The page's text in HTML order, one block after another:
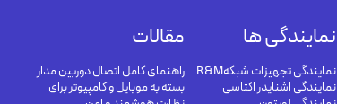
نمایندگی ها
نمایندگی تجهیزات شبکهR&M
نمایندگی اشنایدر اکتاسی
مقالات
راهنمای کامل اتصال دوربین مدار
بسته به موبایل و کامپیوتر برای